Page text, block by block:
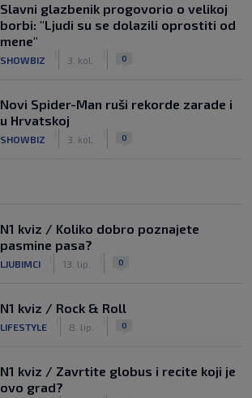
Slavni glazbenik progovorio o velikoj
borbi: "Ljudi su se dolazili oprostiti od
mene"
SHOWBIZ 3. kol. 0
Novi Spider-Man ruši rekorde zarade i
u Hrvatskoj
SHOWBIZ 3. kol. 0
N1 kviz / Koliko dobro poznajete
pasmine pasa?
LJUBIMCI 13. lip. 0
N1 kviz / Rock & Roll
LIFESTYLE 8. lip. 0
N1 kviz / Zavrtite globus i recite koji je
ovo grad?